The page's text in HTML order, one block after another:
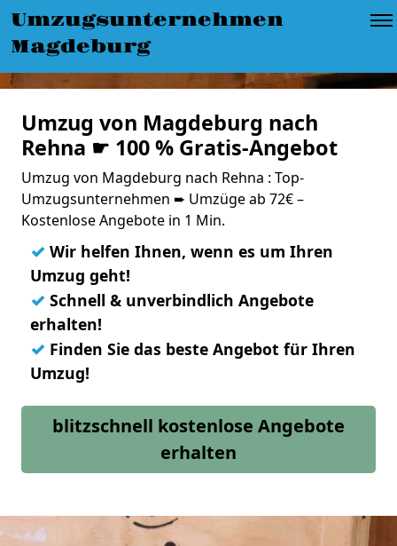
Umzugsunternehmen
Magdeburg
Umzug von Magdeburg nach
Rehna ☛ 100 % Gratis-Angebot
Umzug von Magdeburg nach Rehna : Top-
Umzugsunternehmen ➨ Umzüge ab 72€ –
Kostenlose Angebote in 1 Min.
✓ Wir helfen Ihnen, wenn es um Ihren
Umzug geht!
✓ Schnell & unverbindlich Angebote
erhalten!
✓ Finden Sie das beste Angebot für Ihren
Umzug!
blitzschnell kostenlose Angebote
erhalten